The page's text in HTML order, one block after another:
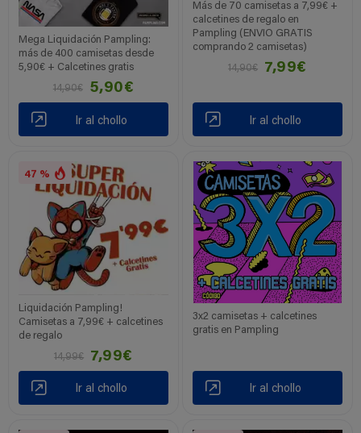
Mega Liquidación Pampling:
más de 400 camisetas desde
5,90€ + Calcetines gratis
14,90€
5,90€
Ir al chollo
Más de 70 camisetas a 7,99€ +
calcetines de regalo en
Pampling (ENVIO GRATIS
comprando 2 camisetas)
14,90€
7,99€
Ir al chollo
47 %
Liquidación Pampling!
Camisetas a 7,99€ + calcetines
de regalo
14,99€
7,99€
Ir al chollo
3x2 camisetas + calcetines
gratis en Pampling
Ir al chollo